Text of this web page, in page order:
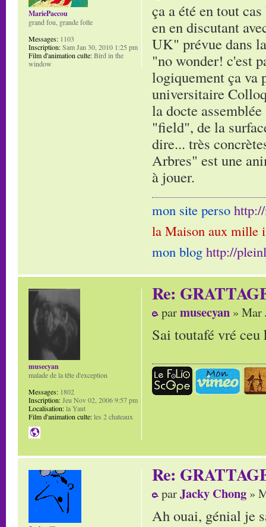
ça a été en tout
en en discutant
UK" prévue dans
"no wonder! c'est
logiquement ça va
universitaire
la docte
"field", de la
dire... très
Arbres" est une
à jouer.
mon site perso
la Maison aux mille
mon blog http://
MariePaccou
grand fou, grande folle
Messages: 1103
Inscription:Sam Jan 30, 2010 1:25 pm
Film d'animation culte:Bird in the
window
Re:
parmusecyan » Mar
Sai toutafé vré
musecyan
malade de la tête d'exception
Messages: 1802
Inscription:Jeu Nov 02, 2006 9:57 pm
Localisation:la Yaut
Film d'animation culte:les 2 chateaux
Re:
parJacky Chong »
Ah ouai, génial je